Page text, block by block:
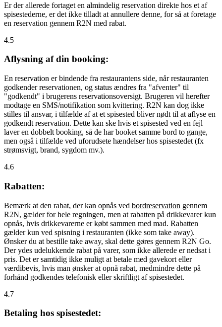
Er der allerede fortaget en almindelig reservation direkte hos et af
spisestederne, er det ikke tilladt at annullere denne, for så at foretage
en reservation gennem R2N med rabat.
4.5
Aflysning af din booking:
En reservation er bindende fra restaurantens side, når restauranten
godkender reservationen, og status ændres fra "afventer" til
"godkendt" i brugerens reservationsoversigt. Brugeren vil herefter
modtage en SMS/notifikation som kvittering. R2N kan dog ikke
stilles til ansvar, i tilfælde af at et spisested bliver nødt til at aflyse en
godkendt reservation. Dette kan ske hvis et spisested ved en fejl
laver en dobbelt booking, så de har booket samme bord to gange,
men også i tilfælde ved uforudsete hændelser hos spisestedet (fx
strømsvigt, brand, sygdom mv.).
4.6
Rabatten:
Bemærk at den rabat, der kan opnås ved bordreservation gennem
R2N, gælder for hele regningen, men at rabatten på drikkevarer kun
opnås, hvis drikkevarerne er købt sammen med mad. Rabatten
gælder kun ved spisning i restauranten (ikke som take away).
Ønsker du at bestille take away, skal dette gøres gennem R2N Go.
Der ydes udelukkende rabat på varer, som ikke allerede er nedsat i
pris. Det er samtidig ikke muligt at betale med gavekort eller
værdibevis, hvis man ønsker at opnå rabat, medmindre dette på
forhånd godkendes telefonisk eller skriftligt af spisestedet.
4.7
Betaling hos spisestedet: